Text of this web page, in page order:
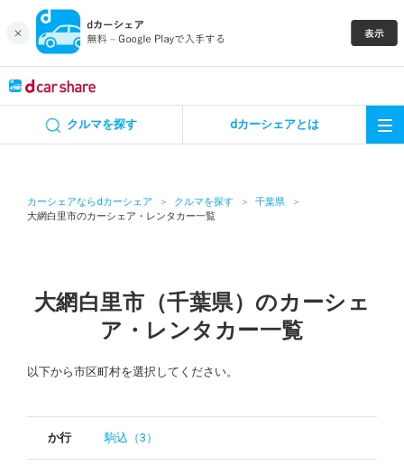
クルマを探す dカーシェアとは
カーシェアならdカーシェア クルマを探す
千葉県
大網白里市のカーシェア・レンタカー一覧
大網白里市（千葉県）のカーシェ
ア・レンタカー一覧
以下から市区町村を選択してください。
か行 駒込（3）
カーシェア
特集
アプリの使い方